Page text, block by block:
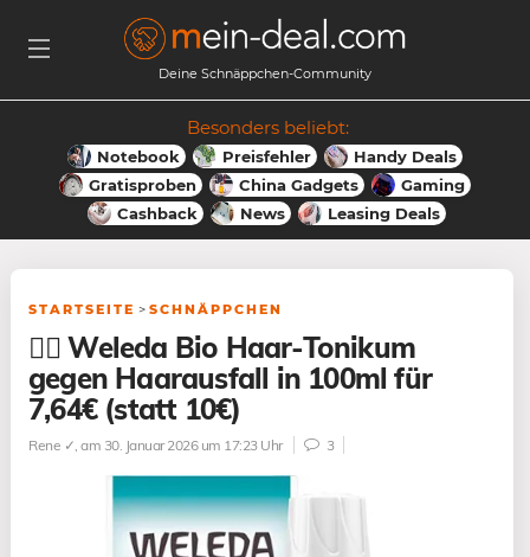
Deine Schnäppchen-Community
Besonders beliebt:
Notebook Preisfehler
Handy Deals
Gratisproben
China Gadgets
Gaming
Cashback
News Leasing Deals
STARTSEITE > SCHNÄPPCHEN
💆‍♂️ Weleda Bio Haar-Tonikum
gegen Haarausfall in 100ml für
7,64€ (statt 10€)
Rene ✓, am 30. Januar 2026 um 17:23 Uhr 3